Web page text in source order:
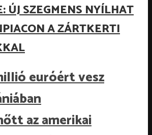
ÚJ SZEGMENS NYÍLHAT
A ZÁRTKERTI
euróért vesz
az amerikai